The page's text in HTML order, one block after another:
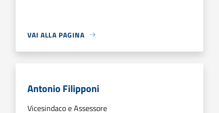
VAI ALLA PAGINA
Antonio Filipponi
Vicesindaco e Assessore